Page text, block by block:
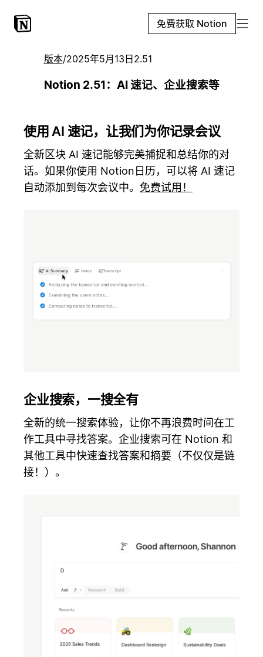
免费获取 Notion
版本/2025年5月13日 2.51
Notion 2.51：AI 速记、企业搜索等
使用 AI 速记，让我们为你记录会议
全新区块 AI 速记能够完美捕捉和总结你的对
话。如果你使用 Notion日历，可以将 AI 速记
自动添加到每次会议中。 免费试用！
企业搜索，一搜全有
全新的统一搜索体验，让你不再浪费时间在工
作工具中寻找答案。企业搜索可在 Notion 和
其他工具中快速查找答案和摘要（不仅仅是链
接！）。